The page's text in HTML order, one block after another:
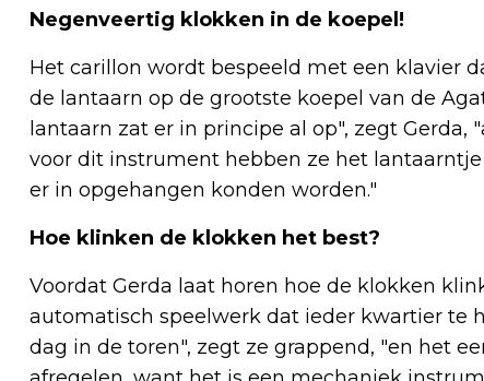
Negenveertig klokken in de koepel!
Het carillon wordt bespeeld met een klavier
de lantaarn op de grootste koepel van de
lantaarn zat er in principe al op", zegt Gerda,
voor dit instrument hebben ze het
er in opgehangen konden worden."
Hoe klinken de klokken het best?
Voordat Gerda laat horen hoe de klokken
automatisch speelwerk dat ieder kwartier te
dag in de toren", zegt ze grappend, "en het